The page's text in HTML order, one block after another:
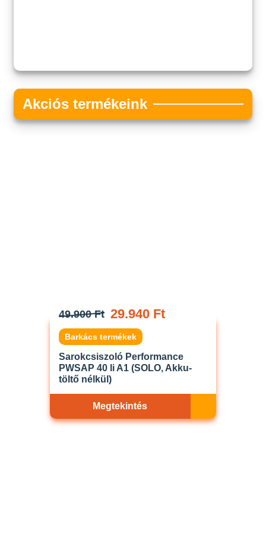
Akciós termékeink
49.900 Ft 29.940 Ft
Barkács termékek
Sarokcsiszoló Performance
PWSAP 40 li A1 (SOLO, Akku-
töltő nélkül)
Megtekintés